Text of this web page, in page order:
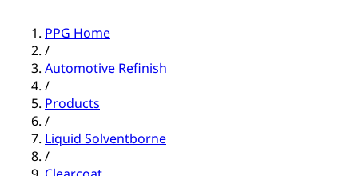
PPG Home
/
Automotive Refinish
/
Products
/
Liquid Solventborne
/